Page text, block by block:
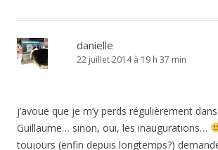
danielle
22 juillet 2014 à 19 h 37 min
j’avoue que je m’y perds régulièrement
Guillaume… sinon, oui, les inaugurations…
toujours (enfin depuis longtemps?)